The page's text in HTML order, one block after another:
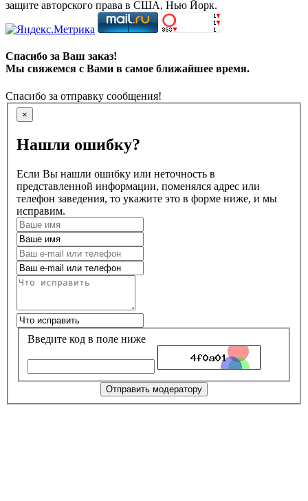
защите авторского права в США, Нью Йорк.
Спасибо за Ваш заказ!
Мы свяжемся с Вами в самое ближайшее время.
Спасибо за отправку сообщения!
×
Нашли ошибку?
Если Вы нашли ошибку или неточность в
представленной информации, поменялся адрес или
телефон заведения, то укажите это в форме ниже, и мы
исправим.
Введите код в поле ниже
Отправить модератору